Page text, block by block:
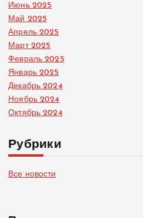
Июнь 2025
Май 2025
Апрель 2025
Март 2025
Февраль 2025
Январь 2025
Декабрь 2024
Ноябрь 2024
Октябрь 2024
Рубрики
Все новости